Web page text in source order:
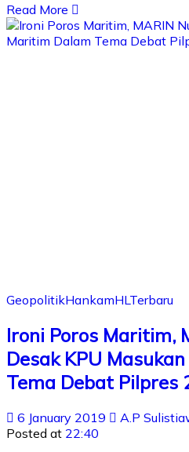
Read More
GeopolitikHankamHL Terbaru
Ironi Poros Maritim,
Desak KPU
Tema Debat Pilpres
6 January 2019 A.P
Posted at 22:40